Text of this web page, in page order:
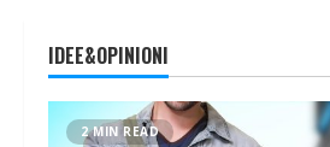
IDEE&OPINIONI
2 MIN READ